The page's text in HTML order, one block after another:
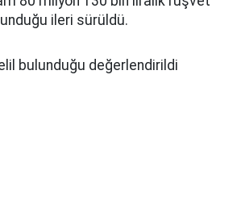
ileri sürüldü.
bulunduğu değerlendirildi